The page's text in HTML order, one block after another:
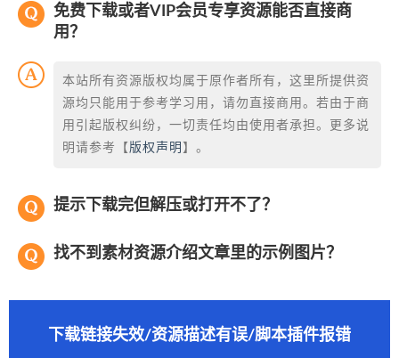
免费下载或者VIP会员专享资源能否直接商
用？
本站所有资源版权均属于原作者所有，这里所提供资
源均只能用于参考学习用，请勿直接商用。若由于商
用引起版权纠纷，一切责任均由使用者承担。更多说
明请参考【 版权声明 】。
提示下载完但解压或打开不了？
找不到素材资源介绍文章里的示例图片？
下载链接失效/资源描述有误/脚本插件报错